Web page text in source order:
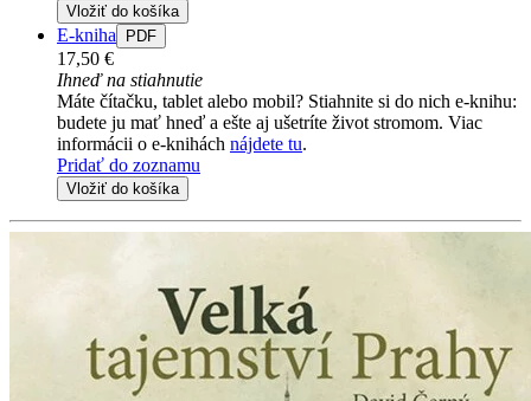
Vložiť do košíka
E-kniha PDF
17,50 €
Ihneď na stiahnutie
Máte čítačku, tablet alebo mobil? Stiahnite si do nich e-knihu:
budete ju mať hneď a ešte aj ušetríte život stromom. Viac
informácii o e-knihách nájdete tu.
Pridať do zoznamu
Vložiť do košíka